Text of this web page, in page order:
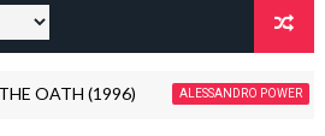
(1996) ALESSANDRO POWER RESEÑA: